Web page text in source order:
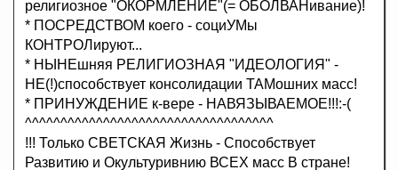
религиозное "ОКОРМЛЕНИЕ"(= ОБОЛВАНивание)!
* ПОСРЕДСТВОМ коего - социУМы
КОНТРОЛируют...
* НЫНЕшняя РЕЛИГИОЗНАЯ "ИДЕОЛОГИЯ" -
НЕ(!)способствует консолидации ТАМошних масс!
* ПРИНУЖДЕНИЕ к-вере - НАВЯЗЫВАЕМОЕ!!!:-(
^^^^^^^^^^^^^^^^^^^^^^^^^^^^^^^^^^^
!!! Только СВЕТСКАЯ Жизнь - Способствует
Развитию и Окультуривнию ВСЕХ масс В стране!